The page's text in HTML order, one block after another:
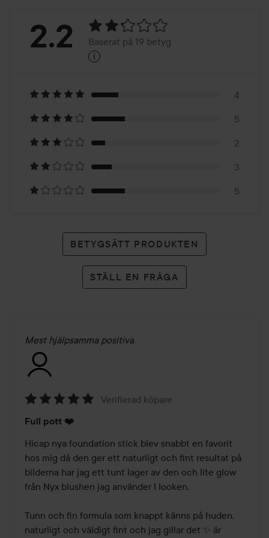
Betyg:
Baserat
på
19
betyg
2.2 Baserat på 19 betyg
i
4
5
2
3
5
BETYGSÄTT PRODUKTEN
STÄLL EN FRÅGA
Mest hjälpsamma positiva
5
av
5
Verifierad köpare
Full pott ❤️
Hicap nya foundation stick blev snabbt en favorit
hos mig då den ger ett naturligt och fint resultat på
bilderna har jag ett tunt lager av den och lite glow
från Nyx blushen jag använder I looken.
Tunn och fin formula som knappt känns på huden,
naturligt och väldigt fint och jag gillar det ✨️ är